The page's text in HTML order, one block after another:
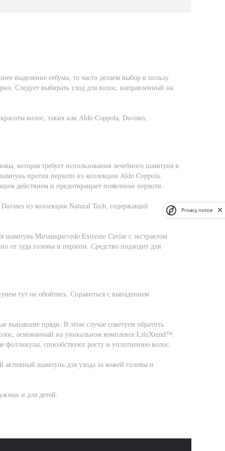
выделение себума, то часто делаем выбор в пользу
Следует выбирать уход для волос, направленный на
волос, таких как Aldo Coppola, Davines,
которая требует использования лечебного шампуня в
против перхоти из коллекции Aldo Coppola.
действием и предотвращает появление перхоти.
из коллекции Natural Tech, содержащий
шампунь Miriamquevedo Extreme Caviar с экстрактом
зуда головы и перхоти. Средство подходит для
тут не обойтись. Справиться с выпадением
выпавшие пряди. В этом случае советуем обратить
основанный на уникальном комплексе LifeXtend™.
фолликулы, способствуют росту и уплотнению волос.
шампунь для ухода за кожей головы и
и для детей.
Privacy notice